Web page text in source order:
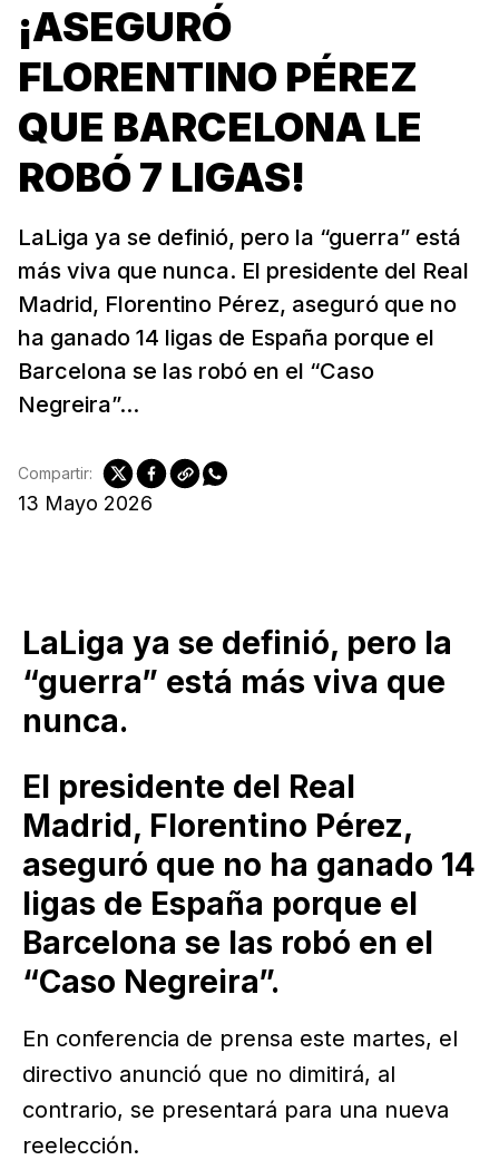
¡ASEGURÓ
FLORENTINO PÉREZ
QUE BARCELONA LE
ROBÓ 7 LIGAS!
LaLiga ya se definió, pero la “guerra” está
más viva que nunca. El presidente del Real
Madrid, Florentino Pérez, aseguró que no
ha ganado 14 ligas de España porque el
Barcelona se las robó en el “Caso
Negreira”...
13 Mayo 2026
Compartir:
LaLiga ya se definió, pero la
“guerra” está más viva que
nunca.
El presidente del Real
Madrid, Florentino Pérez,
aseguró que no ha ganado 14
ligas de España porque el
Barcelona se las robó en el
“Caso Negreira”.
En conferencia de prensa este martes, el
directivo anunció que no dimitirá, al
contrario, se presentará para una nueva
reelección.